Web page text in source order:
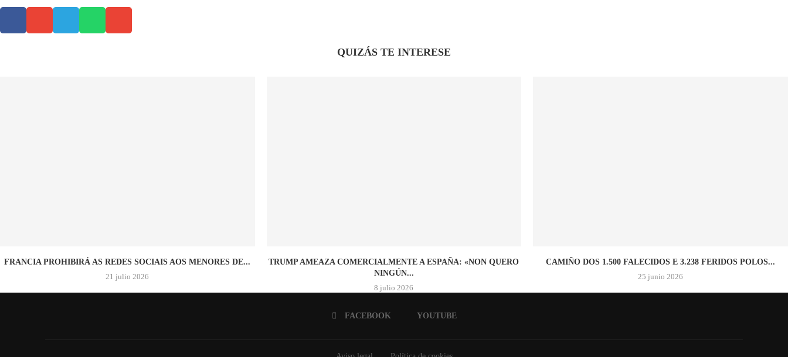
QUIZÁS TE INTERESE
FRANCIA PROHIBIRÁ AS REDES SOCIAIS AOS MENORES DE...
21 julio 2026
TRUMP AMEAZA COMERCIALMENTE A ESPAÑA: «NON QUERO
NINGÚN...
8 julio 2026
CAMIÑO DOS 1.500 FALECIDOS E 3.238 FERIDOS POLOS...
25 junio 2026
FACEBOOK YOUTUBE